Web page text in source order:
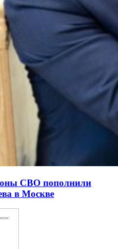
СВО пополнили
в Москве